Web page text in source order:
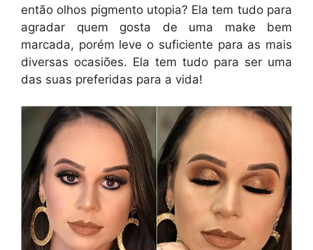
então olhos pigmento utopia? Ela tem tudo para
agradar quem gosta de uma make bem
marcada, porém leve o suficiente para as mais
diversas ocasiões. Ela tem tudo para ser uma
das suas preferidas para a vida!